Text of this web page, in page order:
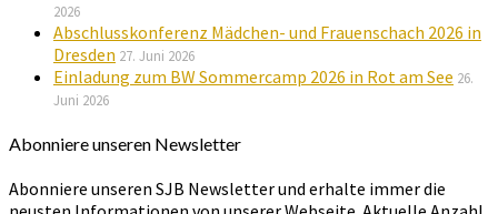
2026
Abschlusskonferenz Mädchen- und Frauenschach 2026 in
Dresden 27. Juni 2026
Einladung zum BW Sommercamp 2026 in Rot am See 26.
Juni 2026
Abonniere unseren Newsletter
Abonniere unseren SJB Newsletter und erhalte immer die